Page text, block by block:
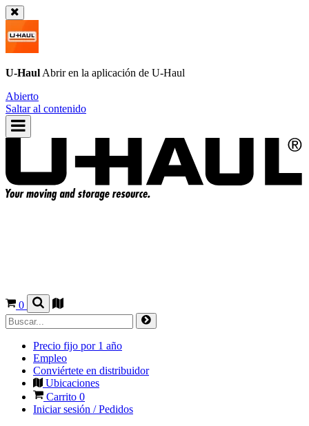
U-Haul Abrir en la aplicación de U-Haul
Abierto
Saltar al contenido
0
Precio fijo por 1 año
Empleo
Conviértete en distribuidor
Ubicaciones
Carrito 0
Iniciar sesión / Pedidos